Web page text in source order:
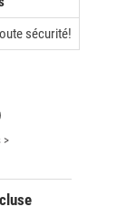
sécurité!
>